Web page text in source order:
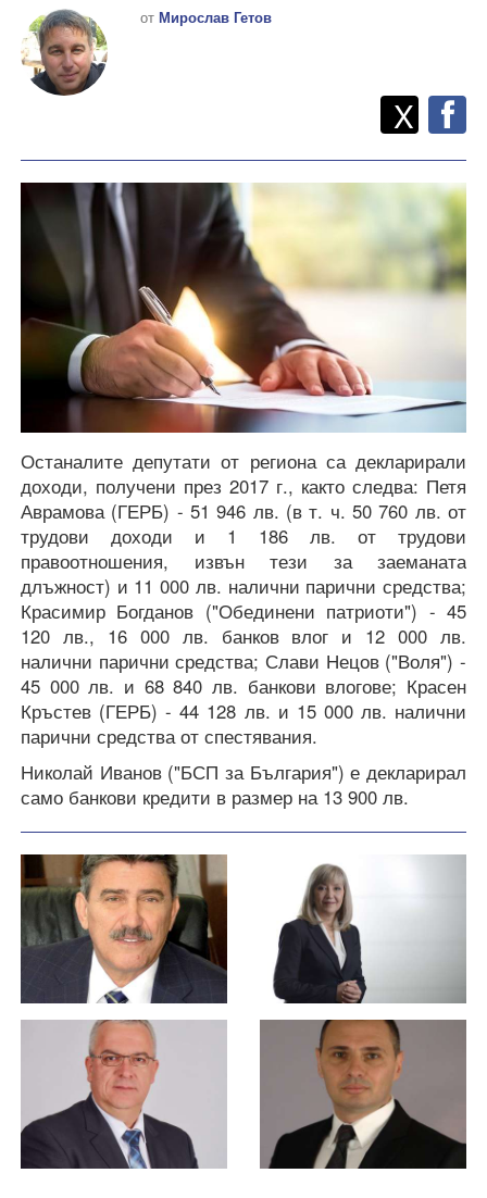
от Мирослав Гетов
Споделете
X
Останалите депутати от региона са декларирали
доходи, получени през 2017 г., както следва: Петя
Аврамова (ГЕРБ) - 51 946 лв. (в т. ч. 50 760 лв. от
трудови доходи и 1 186 лв. от трудови
правоотношения, извън тези за заеманата
длъжност) и 11 000 лв. налични парични средства;
Красимир Богданов ("Обединени патриоти") - 45
120 лв., 16 000 лв. банков влог и 12 000 лв.
налични парични средства; Слави Нецов ("Воля") -
45 000 лв. и 68 840 лв. банкови влогове; Красен
Кръстев (ГЕРБ) - 44 128 лв. и 15 000 лв. налични
парични средства от спестявания.
Николай Иванов ("БСП за България") е декларирал
само банкови кредити в размер на 13 900 лв.